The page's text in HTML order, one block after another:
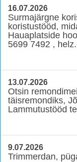
16.07.2026
Surmajärgne
koristustööd,
Hauaplatside
5699 7492 ,
13.07.2026
Otsin
täisremondiks,
Lammutustööd
9.07.2026
Trimmerdan,